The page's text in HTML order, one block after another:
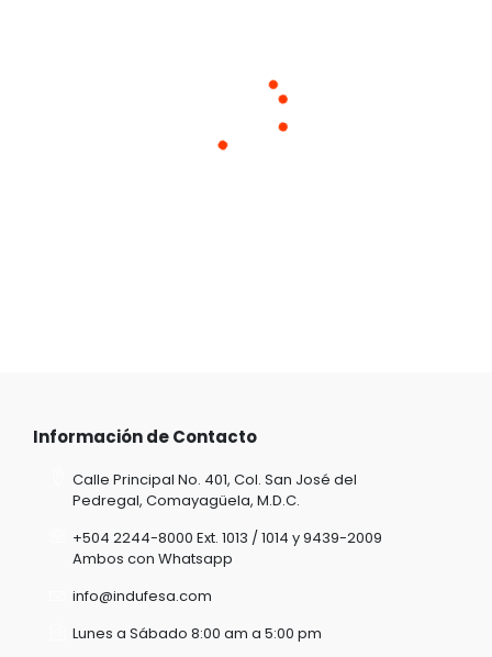
Información de Contacto
Calle Principal No. 401, Col. San José del
Pedregal, Comayagüela, M.D.C.
+504 2244-8000 Ext. 1013 / 1014 y 9439-2009
Ambos con Whatsapp
info@indufesa.com
Lunes a Sábado 8:00 am a 5:00 pm